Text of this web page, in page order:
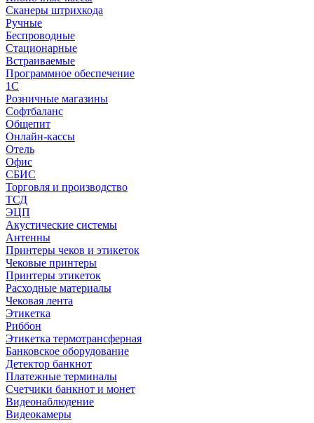
Сканеры штрихкода
Ручные
Беспроводные
Стационарные
Встраиваемые
Программное обеспечение
1С
Розничные магазины
Софтбаланс
Общепит
Онлайн-кассы
Отель
Офис
СБИС
Торговля и производство
ТСД
ЭЦП
Акустические системы
Антенны
Принтеры чеков и этикеток
Чековые принтеры
Принтеры этикеток
Расходные материалы
Чековая лента
Этикетка
Риббон
Этикетка термотрансферная
Банковское оборудование
Детектор банкнот
Платежные терминалы
Счетчики банкнот и монет
Видеонаблюдение
Видеокамеры